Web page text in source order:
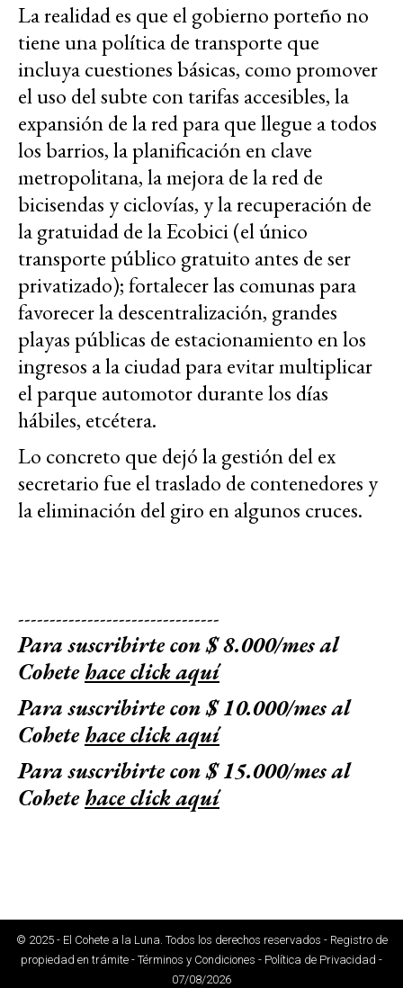
La realidad es que el gobierno porteño no
tiene una política de transporte que
incluya cuestiones básicas, como promover
el uso del subte con tarifas accesibles, la
expansión de la red para que llegue a todos
los barrios, la planificación en clave
metropolitana, la mejora de la red de
bicisendas y ciclovías, y la recuperación de
la gratuidad de la Ecobici (el único
transporte público gratuito antes de ser
privatizado); fortalecer las comunas para
favorecer la descentralización, grandes
playas públicas de estacionamiento en los
ingresos a la ciudad para evitar multiplicar
el parque automotor durante los días
hábiles, etcétera.
Lo concreto que dejó la gestión del ex
secretario fue el traslado de contenedores y
la eliminación del giro en algunos cruces.
--------------------------------
Para suscribirte con $ 8.000/mes al
Cohetehace click aquí
Para suscribirte con $ 10.000/mes al
Cohetehace click aquí
Para suscribirte con $ 15.000/mes al
Cohetehace click aquí
© 2025 - El Cohete a la Luna. Todos los derechos reservados - Registro de
propiedad en trámite - Términos y Condiciones - Política de Privacidad -
07/08/2026